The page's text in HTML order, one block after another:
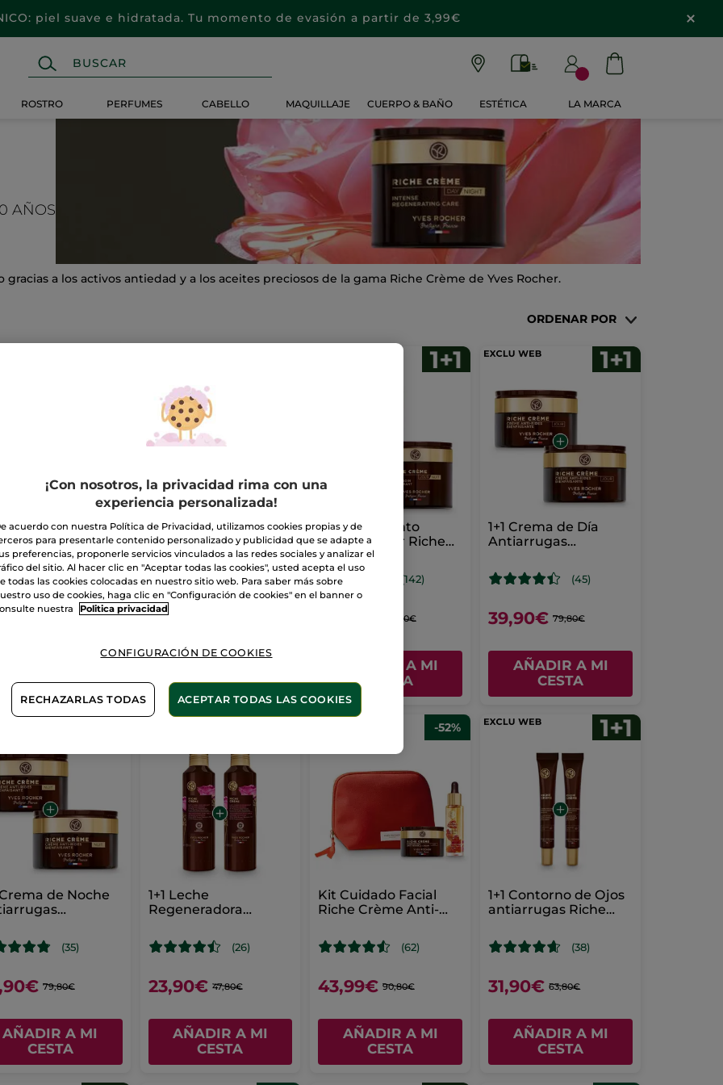
piel suave e hidratada. Tu momento de evasión a partir de 3,99€
ROSTRO PERFUMES CABELLO MAQUILLAJE CUERPO & BAÑO ESTÉTICA LA MARCA
AÑOS
a los activos antiedad y a los aceites preciosos de la gama Riche Crème de Yves Rocher.
ORDENAR POR
Extra-
75 ml
(1930)
CESTA
Crema Antiarrugas
Nutrición Contorno
de Ojos
Tubo 14 ml
(367)
31,90€
CESTA
1+1 Tratamiento
Regenerador Riche
Crème 75 ml
(142)
99,80€
AÑADIR A MI
CESTA
1+1 Crema de Día
Antiarrugas
(45)
39,90€ 79,80€
AÑADIR A MI
CESTA
Crema de Noche
(35)
79,80€
AÑADIR A MI
CESTA
1+1 Leche
Regeneradora
(26)
23,90€ 47,80€
AÑADIR A MI
CESTA
-52%
Kit Cuidado Facial
Riche Crème Anti-
(62)
43,99€ 90,80€
AÑADIR A MI
CESTA
1+1 Contorno de Ojos
antiarrugas Riche
(38)
31,90€ 63,80€
AÑADIR A MI
CESTA
¡Con nosotros, la privacidad rima con una
experiencia personalizada!
acuerdo con nuestra Política de Privacidad, utilizamos cookies propias y de
para presentarle contenido personalizado y publicidad que se adapte a
preferencias, proponerle servicios vinculados a las redes sociales y analizar el
del sitio. Al hacer clic en "Aceptar todas las cookies", usted acepta el uso
todas las cookies colocadas en nuestro sitio web. Para saber más sobre
uso de cookies, haga clic en "Configuración de cookies" en el banner o
nuestra
Politica privacidad
CONFIGURACIÓN DE COOKIES
RECHAZARLAS TODAS ACEPTAR TODAS LAS COOKIES